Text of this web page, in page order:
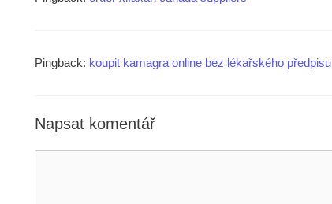
Pingback: koupit kamagra online bez lékařského předpisu
Napsat komentář